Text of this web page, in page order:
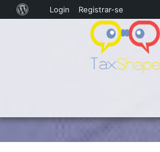
Login Registrar-se